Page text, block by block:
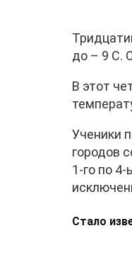
до – 9 С.
В этот
Ученики
городов
1-го по
Стало